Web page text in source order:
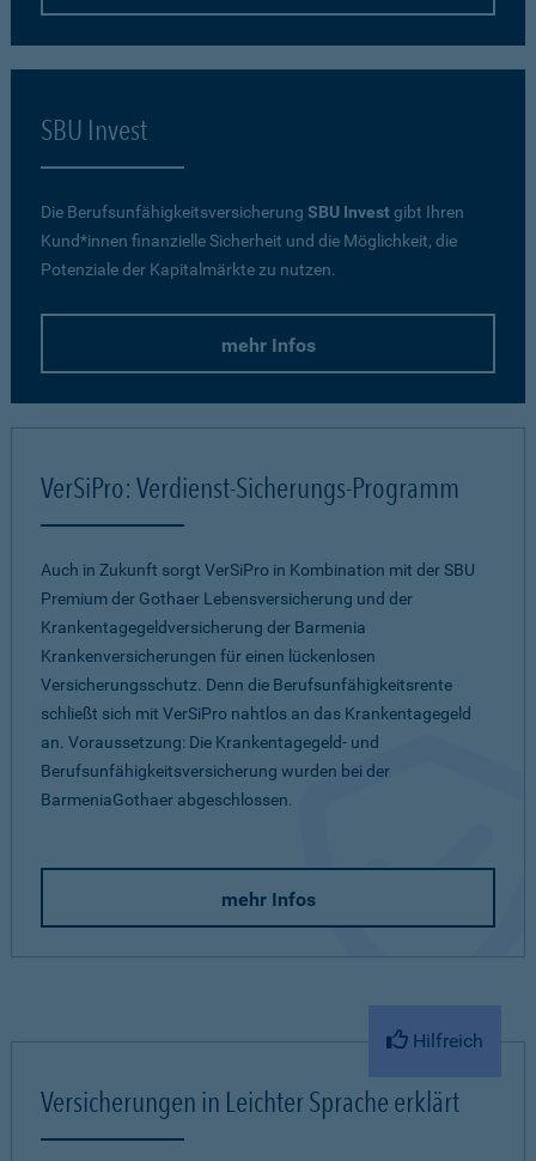
SBU Invest
Die Berufsunfähigkeitsversicherung SBU Investgibt Ihren
Kund*innen finanzielle Sicherheit und die Möglichkeit, die
Potenziale der Kapitalmärkte zu nutzen.
mehr Infos
VerSiPro: Verdienst-Sicherungs-Programm
Auch in Zukunft sorgt VerSiPro in Kombination mit der SBU
Premium der Gothaer Lebensversicherung und der
Krankentagegeldversicherung der Barmenia
Krankenversicherungen für einen lückenlosen
Versicherungsschutz. Denn die Berufsunfähigkeitsrente
schließt sich mit VerSiPro nahtlos an das Krankentagegeld
an. Voraussetzung: Die Krankentagegeld- und
Berufsunfähigkeitsversicherung wurden bei der
BarmeniaGothaer abgeschlossen.
mehr Infos
Hilfreich
Versicherungen in Leichter Sprache erklärt